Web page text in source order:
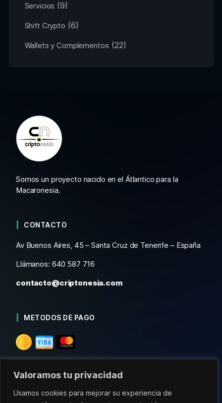
Valoramos tu privacidad
Usamos cookies para mejorar su experiencia de
Servicios (9)
Shift Crypto (6)
Wallets y Complementos (22)
Somos un proyecto nacido en el Átlantico para la
Macaronesia.
CONTACTO
Av Buenos Aires, 45 – Santa Cruz de Tenerife – España
Llámanos: 640 587 716
contacto@criptonesia.com
METODOS DE PAGO